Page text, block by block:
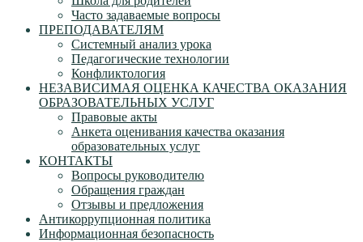
Часто задаваемые вопросы
ПРЕПОДАВАТЕЛЯМ
Системный анализ урока
Педагогические технологии
Конфликтология
НЕЗАВИСИМАЯ ОЦЕНКА КАЧЕСТВА ОКАЗАНИЯ
ОБРАЗОВАТЕЛЬНЫХ УСЛУГ
Правовые акты
Анкета оценивания качества оказания
образовательных услуг
КОНТАКТЫ
Вопросы руководителю
Обращения граждан
Отзывы и предложения
Антикоррупционная политика
Информационная безопасность